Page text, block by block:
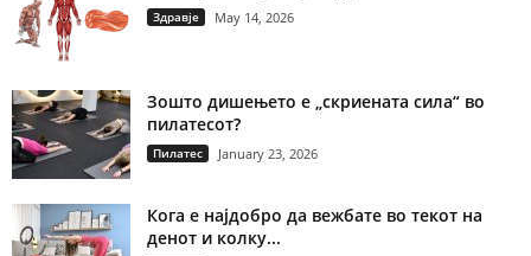
Здравје May 14, 2026
Зошто дишењето е „скриената сила“ во
пилатесот?
Пилатес January 23, 2026
Кога е најдобро да вежбате во текот на
денот и колку...